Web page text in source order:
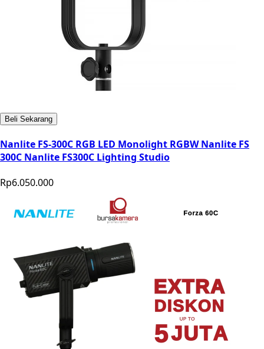
Beli Sekarang
Nanlite FS-300C RGB LED Monolight RGBW Nanlite FS
300C Nanlite FS300C Lighting Studio
Rp6.050.000